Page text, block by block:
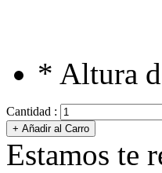
* Altura
Cantidad :
Estamos te